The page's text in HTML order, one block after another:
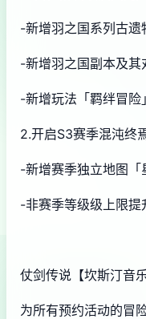
-新增羽之国系列古遗
-新增羽之国副本及其
-新增玩法「羁绊冒险」
2.开启S3赛季混沌终
-新增赛季独立地图「
-非赛季等级级上限提
仗剑传说【坎斯汀音
为所有预约活动的冒